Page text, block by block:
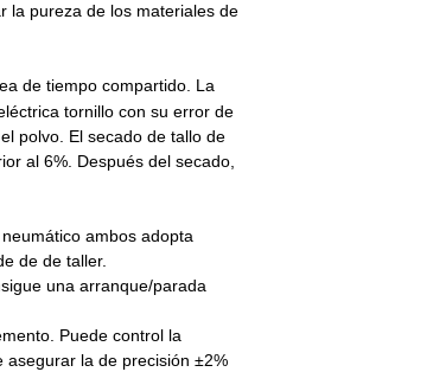
la pureza de los materiales de
de tiempo compartido. La
tornillo con su error de
polvo. El secado de tallo de
al 6%. Después del secado,
ambos adopta
de de taller.
una arranque/parada
Puede control la
asegurar la de precisión ±2%